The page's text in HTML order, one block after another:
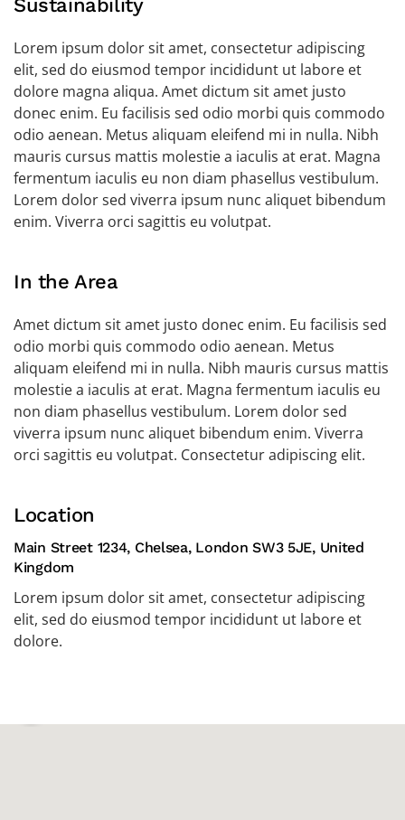
Sustainability
Lorem ipsum dolor sit amet, consectetur adipiscing
elit, sed do eiusmod tempor incididunt ut labore et
dolore magna aliqua. Amet dictum sit amet justo
donec enim. Eu facilisis sed odio morbi quis commodo
odio aenean. Metus aliquam eleifend mi in nulla. Nibh
mauris cursus mattis molestie a iaculis at erat. Magna
fermentum iaculis eu non diam phasellus vestibulum.
Lorem dolor sed viverra ipsum nunc aliquet bibendum
enim. Viverra orci sagittis eu volutpat.
In the Area
Amet dictum sit amet justo donec enim. Eu facilisis sed
odio morbi quis commodo odio aenean. Metus
aliquam eleifend mi in nulla. Nibh mauris cursus mattis
molestie a iaculis at erat. Magna fermentum iaculis eu
non diam phasellus vestibulum. Lorem dolor sed
viverra ipsum nunc aliquet bibendum enim. Viverra
orci sagittis eu volutpat. Consectetur adipiscing elit.
Location
Main Street 1234, Chelsea, London SW3 5JE, United
Kingdom
Lorem ipsum dolor sit amet, consectetur adipiscing
elit, sed do eiusmod tempor incididunt ut labore et
dolore.